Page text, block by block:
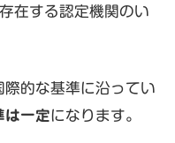
在する認定機関のい
的な基準に沿ってい
は一定になります。